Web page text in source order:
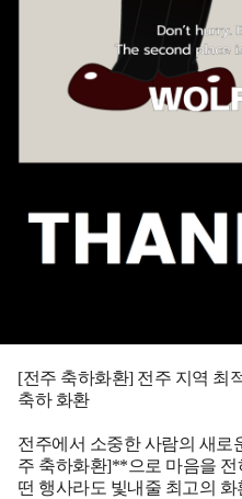
[전주 축하화환] 전주 지역 최
축하 화환
전주에서 소중한 사람의 새로
주 축하화환]**으로 마음을 전
떤 행사라도 빛내줄 최고의